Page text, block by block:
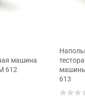
машина
612
машины
613